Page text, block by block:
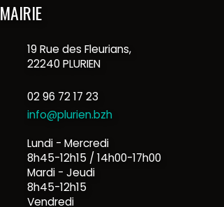
MAIRIE
19 Rue des Fleurians,
22240 PLURIEN
02 96 72 17 23
info@plurien.bzh
Lundi - Mercredi
8h45-12h15 / 14h00-17h00
Mardi - Jeudi
8h45-12h15
Vendredi